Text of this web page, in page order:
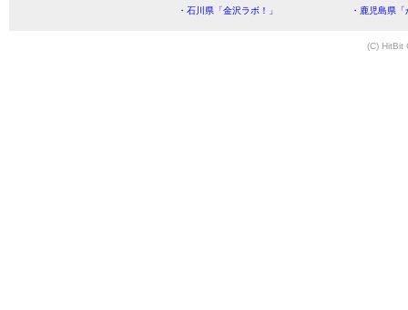
・石川県「金沢ラボ！」
・鹿児島県
(C) HitBit